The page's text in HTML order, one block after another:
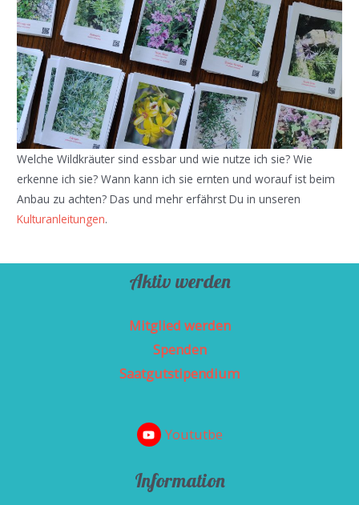
Welche Wildkräuter sind essbar und wie nutze ich sie? Wie
erkenne ich sie? Wann kann ich sie ernten und worauf ist beim
Anbau zu achten? Das und mehr erfährst Du in unseren
Kulturanleitungen.
Aktiv werden
Mitglied werden
Spenden
Saatgutstipendium
Yoututbe
Information